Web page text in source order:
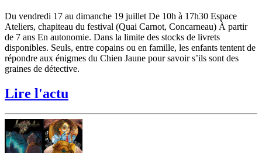
Du vendredi 17 au dimanche 19 juillet De 10h à 17h30 Espace
Ateliers, chapiteau du festival (Quai Carnot, Concarneau) À partir
de 7 ans En autonomie. Dans la limite des stocks de livrets
disponibles. Seuls, entre copains ou en famille, les enfants tentent de
répondre aux énigmes du Chien Jaune pour savoir s’ils sont des
graines de détective.
Lire l'actu